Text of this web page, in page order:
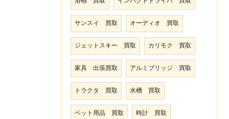
サンスイ 買取 オーディオ 買取
ジェットスキー 買取 カリモク 買取
家具 出張買取 アルミブリッジ 買取
トラクタ 買取 水槽 買取
ペット用品 買取 時計 買取